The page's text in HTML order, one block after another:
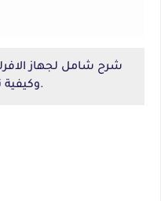
شرح شامل لجهاز